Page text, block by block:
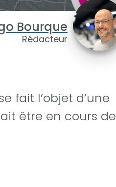
Bourque
Rédacteur
fait l’objet d’une
être en cours de